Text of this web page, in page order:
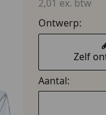
2,01 ex. btw
Ontwerp:
Zelf
Aantal: